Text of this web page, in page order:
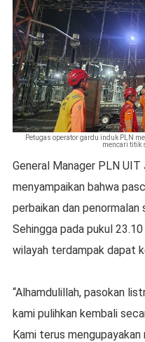
Petugas operator gardu induk PLN
mencari titik
General Manager PLN UIT
menyampaikan bahwa
perbaikan dan
Sehingga pada pukul
wilayah terdampak dapat
“Alhamdulillah, pasokan
kami pulihkan kembali
Kami terus